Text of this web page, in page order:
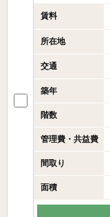
賃料
所在地
交通
築年
階数
管理費・共益費
間取り
面積